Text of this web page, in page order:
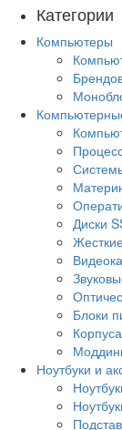
Категории
Компьютеры
Диски
Блоки
Корпуса
Ноутбуки и